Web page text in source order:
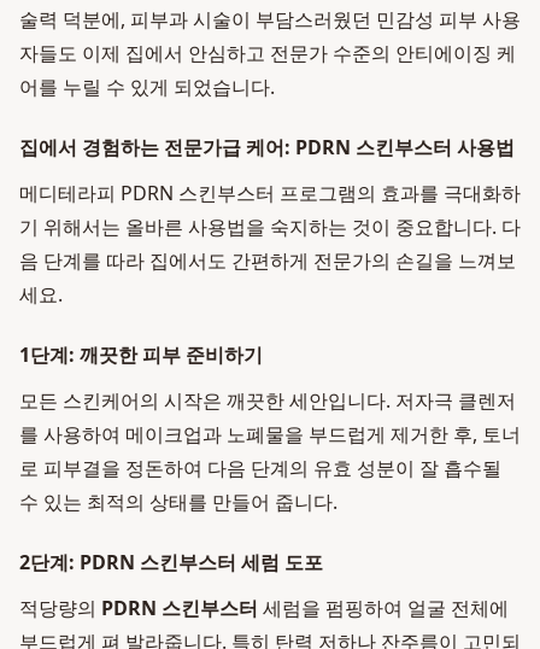
술력 덕분에, 피부과 시술이 부담스러웠던 민감성 피부 사용
자들도 이제 집에서 안심하고 전문가 수준의 안티에이징 케
어를 누릴 수 있게 되었습니다.
집에서 경험하는 전문가급 케어: PDRN 스킨부스터 사용법
메디테라피 PDRN 스킨부스터 프로그램의 효과를 극대화하
기 위해서는 올바른 사용법을 숙지하는 것이 중요합니다. 다
음 단계를 따라 집에서도 간편하게 전문가의 손길을 느껴보
세요.
1단계: 깨끗한 피부 준비하기
모든 스킨케어의 시작은 깨끗한 세안입니다. 저자극 클렌저
를 사용하여 메이크업과 노폐물을 부드럽게 제거한 후, 토너
로 피부결을 정돈하여 다음 단계의 유효 성분이 잘 흡수될
수 있는 최적의 상태를 만들어 줍니다.
2단계: PDRN 스킨부스터 세럼 도포
적당량의 PDRN 스킨부스터 세럼을 펌핑하여 얼굴 전체에
부드럽게 펴 발라줍니다. 특히 탄력 저하나 잔주름이 고민되